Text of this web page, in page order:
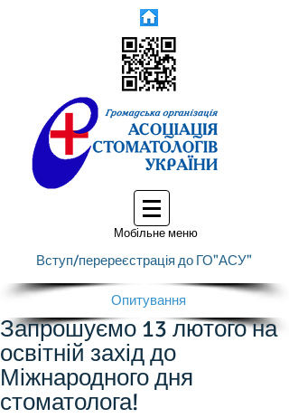
Мобільне меню
Вступ/перереєстрація до ГО"АСУ"
Опитування
Запрошуємо 13 лютого на
освітній захід до
Міжнародного дня
стоматолога!